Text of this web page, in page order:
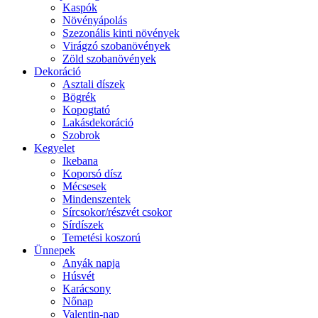
Kaspók
Növényápolás
Szezonális kinti növények
Virágzó szobanövények
Zöld szobanövények
Dekoráció
Asztali díszek
Bögrék
Kopogtató
Lakásdekoráció
Szobrok
Kegyelet
Ikebana
Koporsó dísz
Mécsesek
Mindenszentek
Sírcsokor/részvét csokor
Sírdíszek
Temetési koszorú
Ünnepek
Anyák napja
Húsvét
Karácsony
Nőnap
Valentin-nap